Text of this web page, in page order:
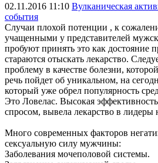
02.11.2016 11:10 Вулканическая
события
Случаи плохой потенции , к
учащенными у представителей
пробуют принять это как достояние
стараются отыскать лекарство.
проблему в качестве болезни,
речь пойдет об уникальном, на
который уже обрел популярность
Это Ловелас. Высокая
спросом, вывела лекарство в лидеры
Много современных факторов
сексуальную силу мужчины:
Заболевания мочеполовой системы.